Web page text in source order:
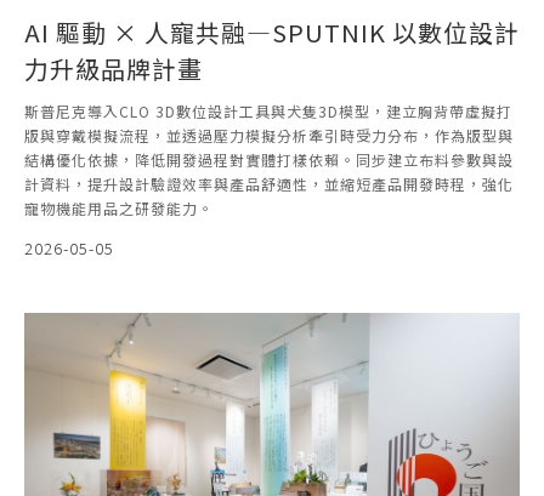
AI 驅動 × 人寵共融—SPUTNIK 以數位設計
力升級品牌計畫
斯普尼克導入CLO 3D數位設計工具與犬隻3D模型，建立胸背帶虛擬打
版與穿戴模擬流程，並透過壓力模擬分析牽引時受力分布，作為版型與
結構優化依據，降低開發過程對實體打樣依賴。同步建立布料參數與設
計資料，提升設計驗證效率與產品舒適性，並縮短產品開發時程，強化
寵物機能用品之研發能力。
2026-05-05